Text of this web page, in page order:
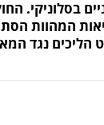
בסלוניקי.
המהוות
הליכים נגד